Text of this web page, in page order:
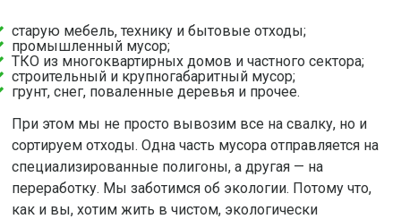
старую мебель, технику и бытовые отходы;
промышленный мусор;
ТКО из многоквартирных домов и частного сектора;
строительный и крупногабаритный мусор;
грунт, снег, поваленные деревья и прочее.
При этом мы не просто вывозим все на свалку, но и
сортируем отходы. Одна часть мусора отправляется на
специализированные полигоны, а другая — на
переработку. Мы заботимся об экологии. Потому что,
как и вы, хотим жить в чистом, экологически